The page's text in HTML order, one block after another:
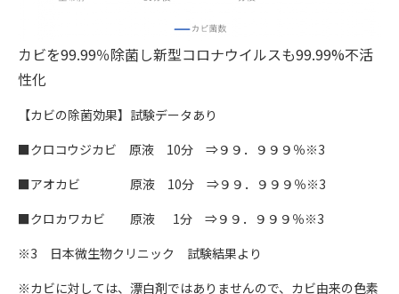
カビを99.99％除菌し新型コロナウイルスも99.99%不活
性化
【カビの除菌効果】試験データあり
■クロコウジカビ 原液 10分 ⇒９９．９９９％※3
■アオカビ 原液 10分 ⇒９９．９９９％※3
■クロカワカビ 原液 1分 ⇒９９．９９９％※3
※3 日本微生物クリニック 試験結果より
※カビに対しては、漂白剤ではありませんので、カビ由来の色素